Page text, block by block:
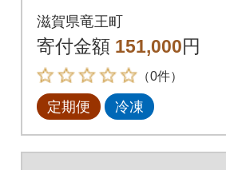
6回
滋賀県竜王町
寄付金額 151,000円
（0件）
定期便 冷凍